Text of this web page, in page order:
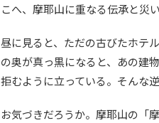
こへ、摩耶山に重なる伝承と災
昼に見ると、ただの古びたホテ
の奥が真っ黒になると、あの建
拒むように立っている。そんな逆
お気づきだろうか。摩耶山の「